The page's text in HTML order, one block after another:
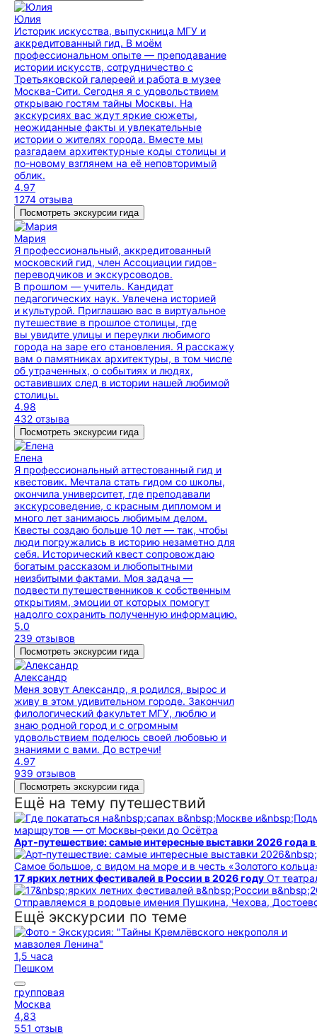
Юлия
Историк искусства, выпускница МГУ и
аккредитованный гид. В моём
профессиональном опыте — преподавание
истории искусств, сотрудничество с
Третьяковской галереей и работа в музее
Москва-Сити. Сегодня я с удовольствием
открываю гостям тайны Москвы. На
экскурсиях вас ждут яркие сюжеты,
неожиданные факты и увлекательные
истории о жителях города. Вместе мы
разгадаем архитектурные коды столицы и
по-новому взглянем на её неповторимый
облик.
4.97
1274 отзыва
Посмотреть экскурсии гида
Мария
Я профессиональный, аккредитованный
московский гид, член Ассоциации гидов-
переводчиков и экскурсоводов.
В прошлом — учитель. Кандидат
педагогических наук. Увлечена историей
и культурой. Приглашаю вас в виртуальное
путешествие в прошлое столицы, где
вы увидите улицы и переулки любимого
города на заре его становления. Я расскажу
вам о памятниках архитектуры, в том числе
об утраченных, о событиях и людях,
оставивших след в истории нашей любимой
столицы.
4.98
432 отзыва
Посмотреть экскурсии гида
Елена
Я профессиональный аттестованный гид и
квестовик. Мечтала стать гидом со школы,
окончила университет, где преподавали
экскурсоведение, с красным дипломом и
много лет занимаюсь любимым делом.
Квесты создаю больше 10 лет — так, чтобы
люди погружались в историю незаметно для
себя. Исторический квест сопровождаю
богатым рассказом и любопытными
неизбитыми фактами. Моя задача —
подвести путешественников к собственным
открытиям, эмоции от которых помогут
надолго сохранить полученную информацию.
5.0
239 отзывов
Посмотреть экскурсии гида
Александр
Меня зовут Александр, я родился, вырос и
живу в этом удивительном городе. Закончил
филологический факультет МГУ, люблю и
знаю родной город и с огромным
удовольствием поделюсь своей любовью и
знаниями с вами. До встречи!
4.97
939 отзывов
Посмотреть экскурсии гида
Ещё на тему путешествий
маршрутов — от Москвы‑реки до Осётра
Арт‑путешествие: самые интересные выставки 2026 года
Самое большое, с видом на море и в честь «Золотого
17 ярких летних фестивалей в России в 2026 году От
Отправляемся в родовые имения Пушкина, Чехова,
Ещё экскурсии по теме
1,5 часа
Пешком
групповая
Москва
4,83
551 отзыв